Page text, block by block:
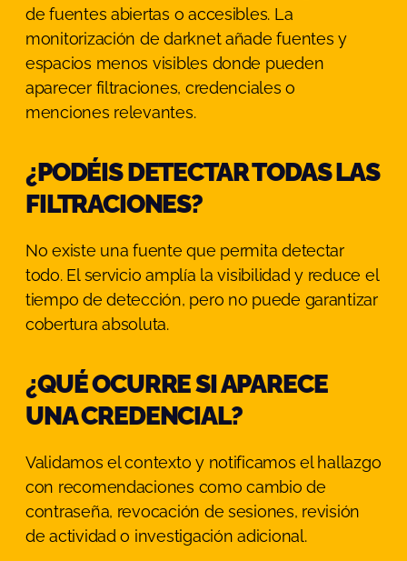
de fuentes abiertas o accesibles. La
monitorización de darknet añade fuentes y
espacios menos visibles donde pueden
aparecer filtraciones, credenciales o
menciones relevantes.
¿PODÉIS DETECTAR TODAS LAS
FILTRACIONES?
No existe una fuente que permita detectar
todo. El servicio amplía la visibilidad y reduce el
tiempo de detección, pero no puede garantizar
cobertura absoluta.
¿QUÉ OCURRE SI APARECE
UNA CREDENCIAL?
Validamos el contexto y notificamos el hallazgo
con recomendaciones como cambio de
contraseña, revocación de sesiones, revisión
de actividad o investigación adicional.